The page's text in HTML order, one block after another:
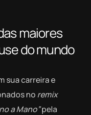
maiores
do mundo
sua carreira e
no remix
a Mano”pela